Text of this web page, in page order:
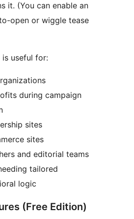
it. (You can enable an
open or wiggle tease
is useful for:
during campaign
sites
sites
and editorial teams
tailored
logic
(Free Edition)